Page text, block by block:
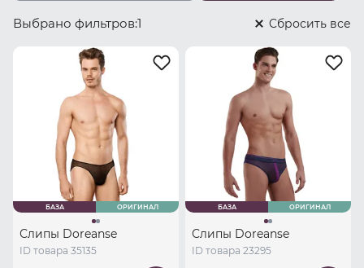
Выбрано фильтров:1 Cбросить все
БАЗА ОРИГИНАЛ
Слипы Doreanse
ID товара 35135
БАЗА ОРИГИНАЛ
Слипы Doreanse
ID товара 23295